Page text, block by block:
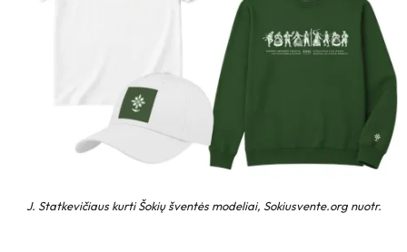
J. Statkevičiaus kurti Šokių šventės modeliai, Sokiusvente.org nuotr.